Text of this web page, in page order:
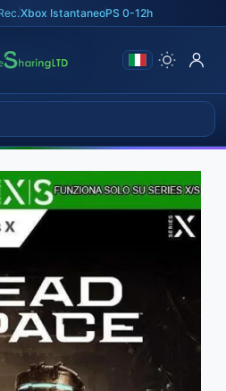
|Xbox Istantaneo|PS 0-12h
›Esclusive Series X/S›Dead
›Esclusive Series X/S›Dead